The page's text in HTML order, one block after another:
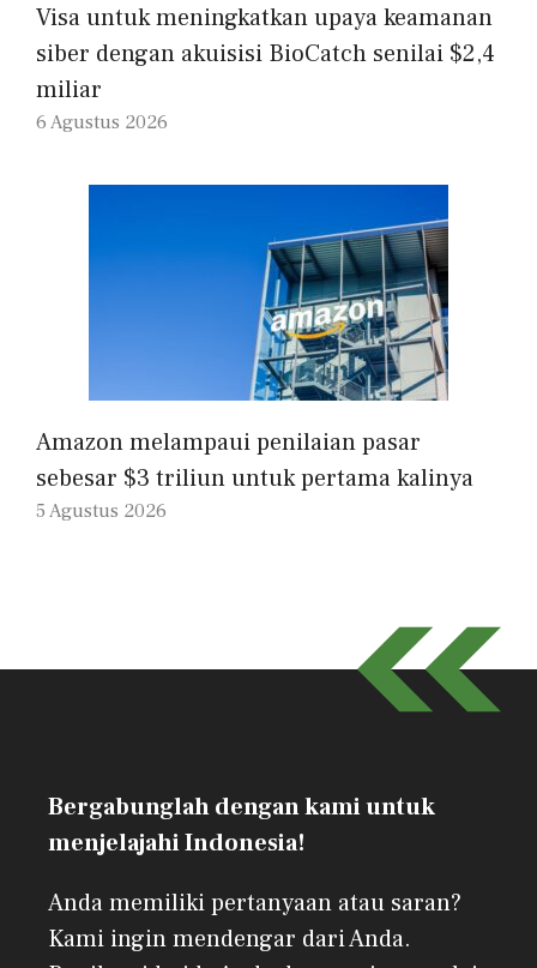
Visa untuk meningkatkan upaya keamanan
siber dengan akuisisi BioCatch senilai $2,4
miliar
6 Agustus 2026
Amazon melampaui penilaian pasar
sebesar $3 triliun untuk pertama kalinya
5 Agustus 2026
Bergabunglah dengan kami untuk
menjelajahi Indonesia!
Anda memiliki pertanyaan atau saran?
Kami ingin mendengar dari Anda.